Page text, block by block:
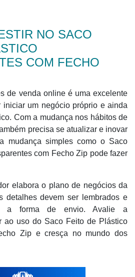
NO SACO
COM FECHO
de venda online é uma excelente
iniciar um negócio próprio e ainda
Com a mudança nos hábitos de
precisa se atualizar e inovar
mudança simples como o Saco
com Fecho Zip pode fazer
elabora o plano de negócios da
detalhes devem ser lembrados e
a forma de envio. Avalie a
ao uso do Saco Feito de Plástico
Zip e cresça no mundo dos